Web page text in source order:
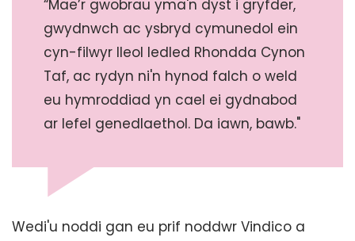
“Mae’r gwobrau yma'n dyst i gryfder,
gwydnwch ac ysbryd cymunedol ein
cyn-filwyr lleol ledled Rhondda Cynon
Taf, ac rydyn ni'n hynod falch o weld
eu hymroddiad yn cael ei gydnabod
ar lefel genedlaethol. Da iawn, bawb."
Wedi'u noddi gan eu prif noddwr Vindico a